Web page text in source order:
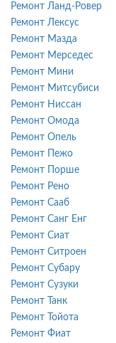
Ремонт Ланд-Ровер
Ремонт Лексус
Ремонт Мазда
Ремонт Мерседес
Ремонт Мини
Ремонт Митсубиси
Ремонт Ниссан
Ремонт Омода
Ремонт Опель
Ремонт Пежо
Ремонт Порше
Ремонт Рено
Ремонт Сааб
Ремонт Санг Енг
Ремонт Сиат
Ремонт Ситроен
Ремонт Субару
Ремонт Сузуки
Ремонт Танк
Ремонт Тойота
Ремонт Фиат